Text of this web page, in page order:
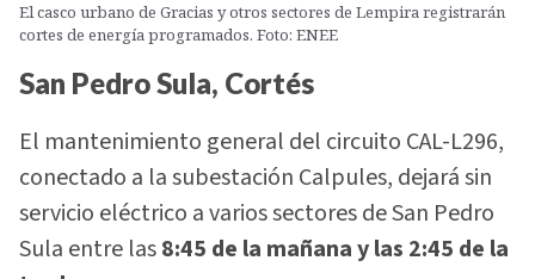
El casco urbano de Gracias y otros sectores de Lempira registrarán
cortes de energía programados. Foto: ENEE
San Pedro Sula, Cortés
El mantenimiento general del circuito CAL-L296,
conectado a la subestación Calpules, dejará sin
servicio eléctrico a varios sectores de San Pedro
Sula entre las8:45 de la mañana y las 2:45 de la